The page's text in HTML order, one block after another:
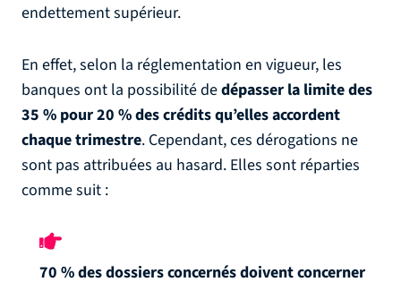
endettement supérieur.
En effet, selon la réglementation en vigueur, les
banques ont la possibilité dedépasser la limite des
35 % pour 20 % des crédits qu’elles accordent
chaque trimestre. Cependant, ces dérogations ne
sont pas attribuées au hasard. Elles sont réparties
comme suit :
70 % des dossiers concernés doivent concerner